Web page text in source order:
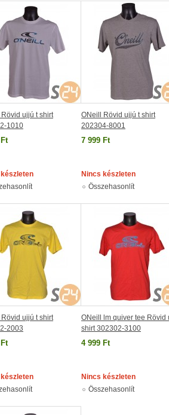
ujjú t shirt
1010
ONeill Rövid ujjú t shirt
202304-8001
7 999 Ft
Nincs készleten
Összehasonlít
ujjú t shirt
2003
ONeill lm quiver tee Rövid
shirt 302302-3100
4 999 Ft
Nincs készleten
Összehasonlít